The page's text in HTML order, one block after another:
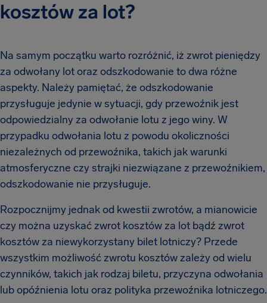
kosztów za lot?
Na samym początku warto rozróżnić, iż zwrot pieniędzy
za odwołany lot oraz odszkodowanie to dwa różne
aspekty. Należy pamiętać, że odszkodowanie
przysługuje jedynie w sytuacji, gdy przewoźnik jest
odpowiedzialny za odwołanie lotu z jego winy. W
przypadku odwołania lotu z powodu okoliczności
niezależnych od przewoźnika, takich jak warunki
atmosferyczne czy strajki niezwiązane z przewoźnikiem,
odszkodowanie nie przysługuje.
Rozpocznijmy jednak od kwestii zwrotów, a mianowicie
czy można uzyskać zwrot kosztów za lot bądź zwrot
kosztów za niewykorzystany bilet lotniczy? Przede
wszystkim możliwość zwrotu kosztów zależy od wielu
czynników, takich jak rodzaj biletu, przyczyna odwołania
lub opóźnienia lotu oraz polityka przewoźnika lotniczego.